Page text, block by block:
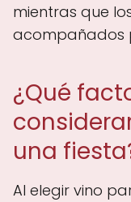
mientras que
acompañados
¿Qué
una
Al elegir vino